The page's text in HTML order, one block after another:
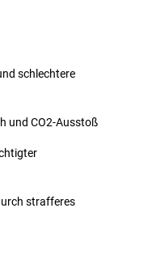
schlechtere
und CO2-Ausstoß
strafferes